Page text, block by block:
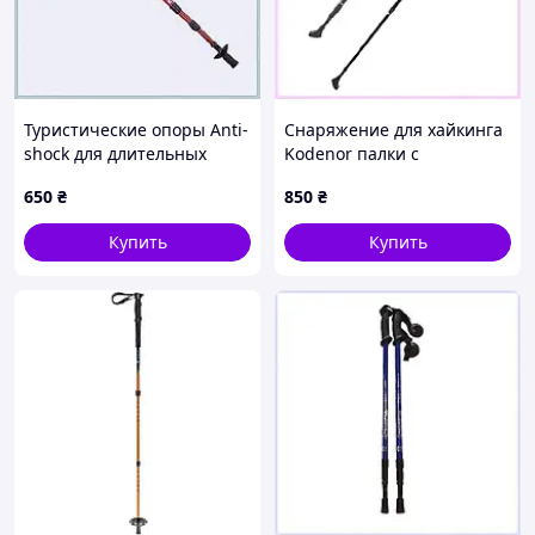
Туристические опоры Anti-
shock для длительных
650 ₴
Купить
Снаряжение для хайкинга
Kodenor палки с
8060P02C6
850 ₴
Купить